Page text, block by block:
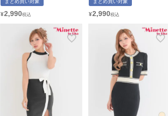
ス(中尾みほ/キャバドレス着用)
まとめ買い対象
¥2,990
ェイクポケット Vネック シンプル
ズ対応) | myMinette/マイミネット
まとめ買い対象
¥2,990